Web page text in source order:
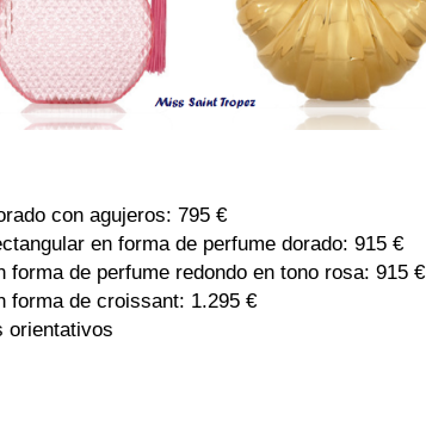
con agujeros: 795 €
en forma de perfume dorado: 915 €
forma de perfume redondo en tono rosa: 915 €
forma de croissant: 1.295 €
orientativos